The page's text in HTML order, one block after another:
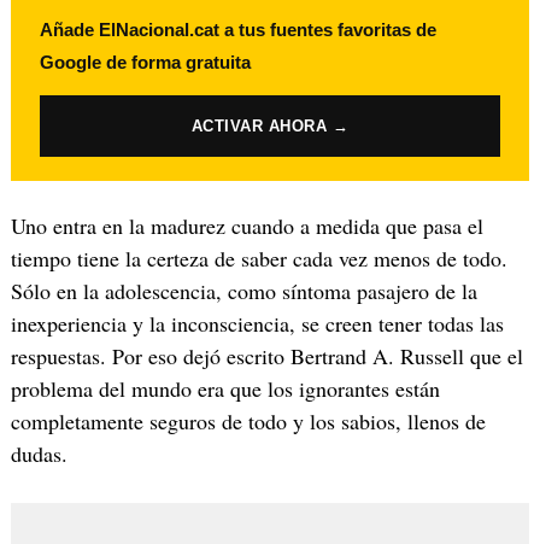
Añade ElNacional.cat a tus fuentes favoritas de
Google de forma gratuita
ACTIVAR AHORA →
Uno entra en la madurez cuando a medida que pasa el
tiempo tiene la certeza de saber cada vez menos de todo.
Sólo en la adolescencia, como síntoma pasajero de la
inexperiencia y la inconsciencia, se creen tener todas las
respuestas. Por eso dejó escrito Bertrand A. Russell que el
problema del mundo era que los ignorantes están
completamente seguros de todo y los sabios, llenos de
dudas.